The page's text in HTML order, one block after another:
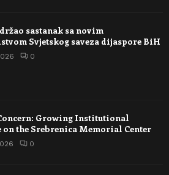
sastanak sa novim
Svjetskog saveza dijaspore BiH
0
Growing Institutional
on the Srebrenica Memorial Center
0